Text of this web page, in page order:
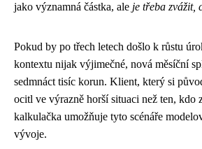
jako významná částka, ale je třeba zvážit,
Pokud by po třech letech došlo k růstu
kontextu nijak výjimečné, nová měsíční
sedmnáct tisíc korun. Klient, který si
ocitl ve výrazně horší situaci než ten,
kalkulačka umožňuje tyto scénáře
vývoje.